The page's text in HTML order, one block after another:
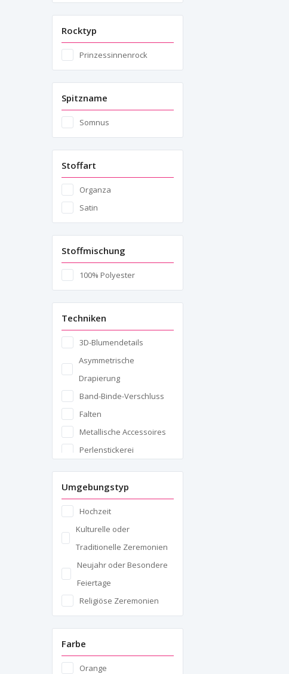
Rocktyp
Prinzessinnenrock
Spitzname
Somnus
Stoffart
Organza
Satin
Stoffmischung
100% Polyester
Techniken
3D-Blumendetails
Asymmetrische
Drapierung
Band-Binde-Verschluss
Falten
Metallische Accessoires
Perlenstickerei
Rüschen und Volants
Umgebungstyp
Hochzeit
Kulturelle oder
Traditionelle Zeremonien
Neujahr oder Besondere
Feiertage
Religiöse Zeremonien
Farbe
Orange